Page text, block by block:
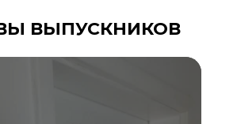
ВЫПУСКНИКОВ